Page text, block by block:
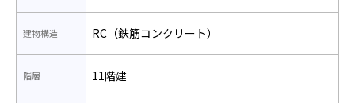
建物構造 RC（鉄筋コンクリート）
階層 11階建